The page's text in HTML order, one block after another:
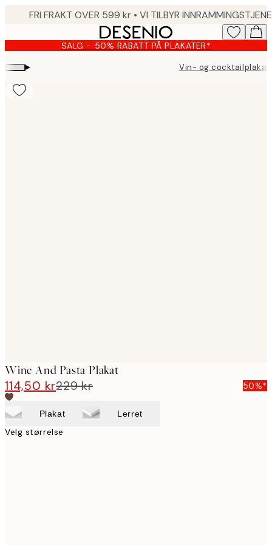
content.
SALG - 50% RABATT PÅ PLAKATER*
▸ Vin- og
Wine And Pasta Plakat
114,50 kr229 kr 50%*
Plakat Lerret
Velg størrelse